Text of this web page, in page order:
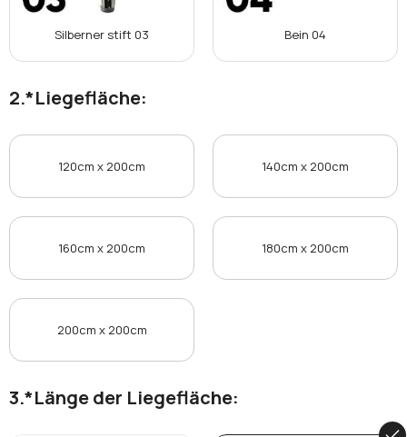
Silberner stift 03 Bein 04
*Liegefläche:
120cm x 200cm 140cm x 200cm
160cm x 200cm 180cm x 200cm
200cm x 200cm
*Länge der Liegefläche: